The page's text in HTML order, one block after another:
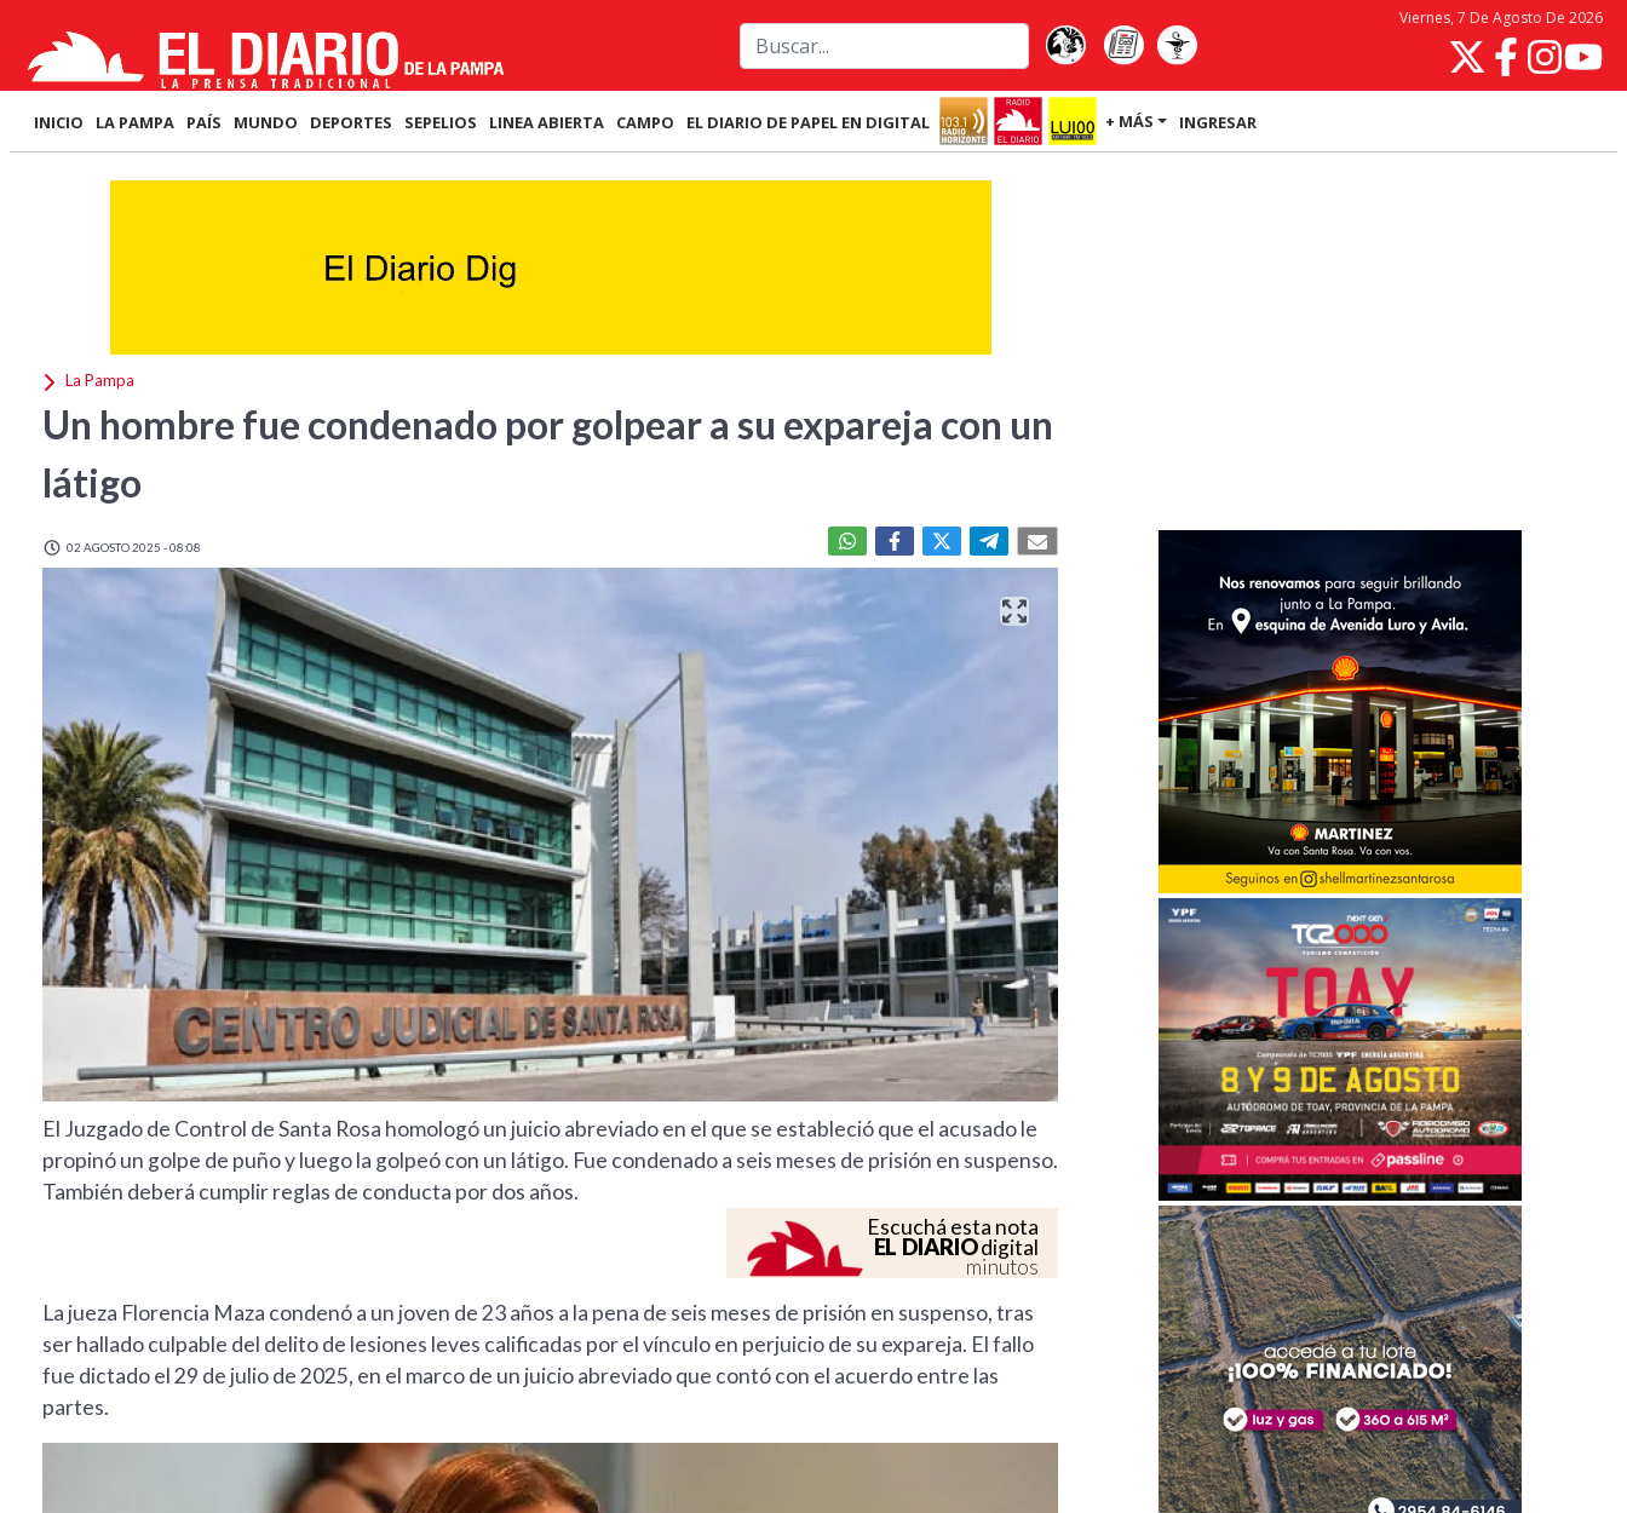
Viernes, 7 De Agosto De 2026
INICIO LA PAMPA PAÍS MUNDO DEPORTES SEPELIOS LINEA ABIERTA CAMPO EL DIARIO DE PAPEL EN DIGITAL + MÁS INGRESAR
La Pampa
Un hombre fue condenado por golpear a su expareja con un
látigo
02 AGOSTO 2025 - 08:08
El Juzgado de Control de Santa Rosa homologó un juicio abreviado en el que se estableció que el acusado le
propinó un golpe de puño y luego la golpeó con un látigo. Fue condenado a seis meses de prisión en suspenso.
También deberá cumplir reglas de conducta por dos años.
Escuchá esta nota
EL DIARIOdigital
minutos
La jueza Florencia Maza condenó a un joven de 23 años a la pena de seis meses de prisión en suspenso, tras
ser hallado culpable del delito de lesiones leves calificadas por el vínculo en perjuicio de su expareja. El fallo
fue dictado el 29 de julio de 2025, en el marco de un juicio abreviado que contó con el acuerdo entre las
partes.